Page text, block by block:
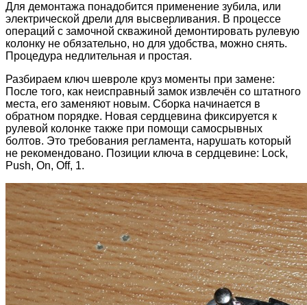
Для демонтажа понадобится применение зубила, или
электрической дрели для высверливания. В процессе
операций с замочной скважиной демонтировать рулевую
колонку не обязательно, но для удобства, можно снять.
Процедура недлительная и простая.
Разбираем ключ шевроле круз моменты при замене:
После того, как неисправный замок извлечён со штатного
места, его заменяют новым. Сборка начинается в
обратном порядке. Новая сердцевина фиксируется к
рулевой колонке также при помощи самосрывных
болтов. Это требования регламента, нарушать который
не рекомендовано. Позиции ключа в сердцевине: Lock,
Push, On, Off, 1.